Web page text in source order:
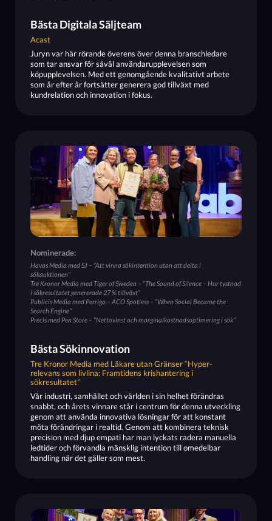
Bästa Digitala Säljteam
Acast
Juryn var här rörande överens över denna branschledare
som tar ansvar för såväl användarupplevelsen som
köpupplevelsen. Med ett genomgående kvalitativt arbete
som år efter år fortsätter generera god tillväxt med
kundrelation och innovation i fokus.
Nominerade:
Havas Media med SJ – “Att vinna sökintention utan att delta i
sökauktionen”
Tre Kronor Media med Tiger of Sweden – “The Sound of Silence – Hur tystnad
i sökresultatet genererade 27 % tillväxt”
Publicis Media med Perrigo – ACO Spotless – “When Social Became the
Search Engine”
Precis med Pen Store – “Nettovinst och marginalkostnadsoptimering i sök”
Bästa Sökinnovation
Tre Kronor Media med Läkare utan Gränser “Hyper-
relevans som livlina: Framtidens krishantering i
sökresultatet”
Vår industri, samhället och världen i sin helhet förändras
snabbt, och årets vinnare står i centrum för denna utveckling
genom att använda innovativa lösningar för att konstant
möta förändringar i realtid. Genom att kombinera teknisk
precision med djup empati har man lyckats radera manuella
ledtider och förvandla mänsklig intention till omedelbar
handling när det gäller som mest.